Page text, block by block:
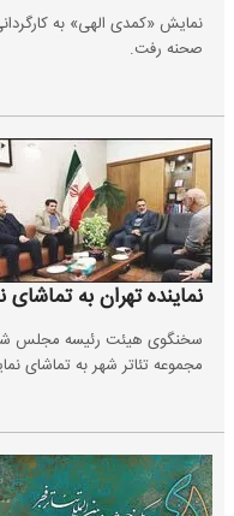
نمایش «کمدی الهی» به
صحنه رفت.
نماینده تهران به
سخنگوی هیئت‌ رئیسه مجلس
مجموعه تئاتر شهر به تماشای